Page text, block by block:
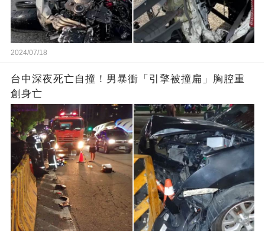
2024/07/18
台中深夜死亡自撞！男暴衝「引擎被撞扁」胸腔重
創身亡